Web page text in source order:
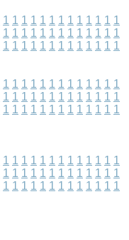
1 1 1 1 1 1 1 1 1 1 1 1 1
1 1 1 1 1 1 1 1 1 1 1 1 1
1 1 1 1 1 1 1 1 1 1 1 1 1
1 1 1 1 1 1 1 1 1 1 1 1 1
1 1 1 1 1 1 1 1 1 1 1 1 1
1 1 1 1 1 1 1 1 1 1 1 1 1
1 1 1 1 1 1 1 1 1 1 1 1 1
1 1 1 1 1 1 1 1 1 1 1 1 1
1 1 1 1 1 1 1 1 1 1 1 1 1